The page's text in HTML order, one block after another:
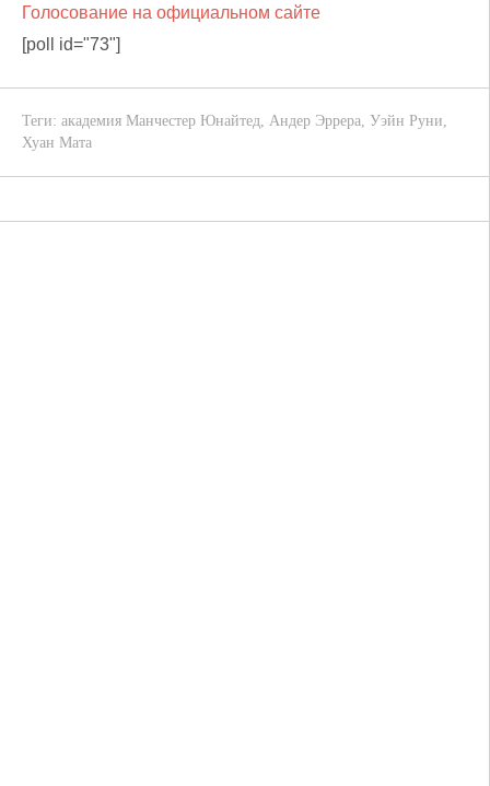
Голосование на официальном сайте
[poll id="73"]
Теги: академия Манчестер Юнайтед, Андер Эррера, Уэйн Руни,
Хуан Мата